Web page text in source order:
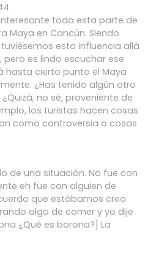
toda esta parte de
Maya en Cancún. Siendo
tuviésemos esta influencia allá
pero es lindo escuchar ese
hasta cierto punto el Maya
¿Has tenido algún otro
¿Quizá, no sé, proveniente de
los turistas hacen cosas
como controversia o cosas
de una situación. No fue con
eh fue con alguien de
que estábamos creo
algo de comer y yo dije
¿Qué es borona?] La